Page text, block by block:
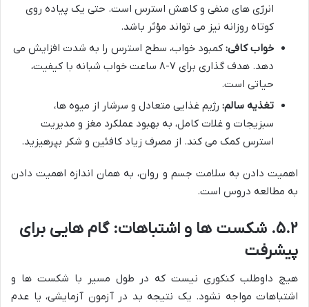
انرژی های منفی و کاهش استرس است. حتی یک پیاده روی
کوتاه روزانه نیز می تواند مؤثر باشد.
خواب کافی: کمبود خواب، سطح استرس را به شدت افزایش می
دهد. هدف گذاری برای ۷-۸ ساعت خواب شبانه با کیفیت،
حیاتی است.
تغذیه سالم: رژیم غذایی متعادل و سرشار از میوه ها،
سبزیجات و غلات کامل، به بهبود عملکرد مغز و مدیریت
استرس کمک می کند. از مصرف زیاد کافئین و شکر بپرهیزید.
اهمیت دادن به سلامت جسم و روان، به همان اندازه اهمیت دادن
به مطالعه دروس است.
۵.۲. شکست ها و اشتباهات: گام هایی برای
پیشرفت
هیچ داوطلب کنکوری نیست که در طول مسیر با شکست ها و
اشتباهات مواجه نشود. یک نتیجه بد در آزمون آزمایشی، یا عدم